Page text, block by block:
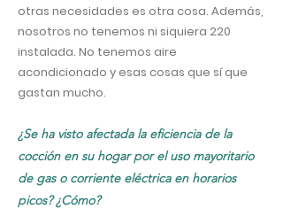
otras necesidades es otra cosa. Además,
nosotros no tenemos ni siquiera 220
instalada. No tenemos aire
acondicionado y esas cosas que sí que
gastan mucho.
¿Se ha visto afectada la eficiencia de la
cocción en su hogar por el uso mayoritario
de gas o corriente eléctrica en horarios
picos? ¿Cómo?